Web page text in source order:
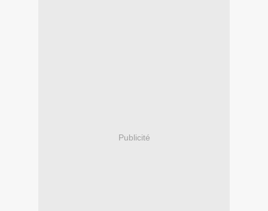
Publicité